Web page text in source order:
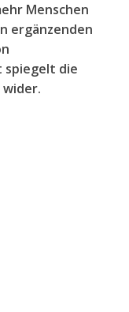
Menschen
ergänzenden
spiegelt die